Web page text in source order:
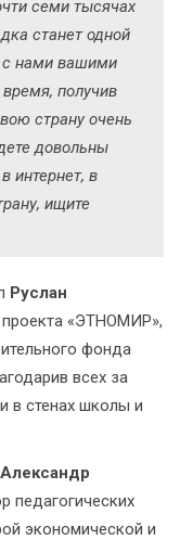
семи тысячах
станет одной
с нами вашими
получив
страну очень
довольны
интернет, в
ищите
Руслан
проекта «ЭТНОМИР»,
фонда
всех за
в стенах школы и
Александр
педагогических
экономической и